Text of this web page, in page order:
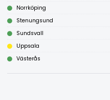
Norrköping
Stenungsund
Sundsvall
Uppsala
Västerås